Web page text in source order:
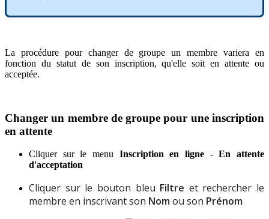
La procédure pour changer de groupe un membre variera
en
fonction du statut de son inscription, qu'elle soit en attente ou
acceptée.
Changer un membre de groupe pour une inscription
en attente
Cliquer sur le menu Inscription en ligne - En
attente
d'acceptation
Cliquer sur le bouton bleu Filtre et rechercher le
membre en inscrivantson Nomou son Prénom